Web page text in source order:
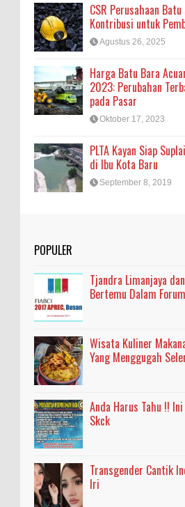
CSR Perusahaan
Kontribusi untuk
Agustus 26, 2025
Harga Batu Bara
2023: Perubahan
pada Pasar
Oktober 17, 2023
PLTA Kayan Siap
di Ibu Kota Baru
September 8, 2019
POPULER
Tjandra Limanjaya
Bertemu Dalam
Wisata Kuliner
Yang Menggugah
Anda Harus Tahu !!
Skck
Transgender Cantik
Iri